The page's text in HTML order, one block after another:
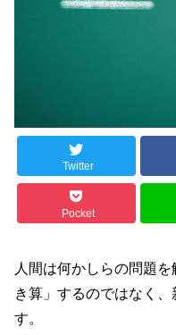
Twitter
Pocket
人間は何かしらの問題
き算」するのではなく
す。